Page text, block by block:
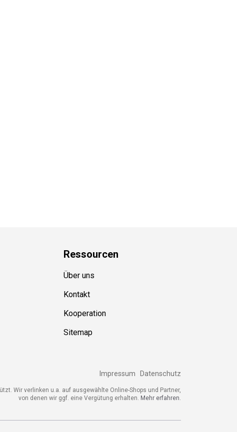
Ressourcen
Über uns
Kontakt
Kooperation
Sitemap
Impressum Datenschutz
Wir verlinken u.a. auf ausgewählte Online-Shops und Partner,
von denen wir ggf. eine Vergütung erhalten. Mehr erfahren.